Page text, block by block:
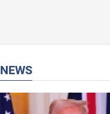
NEWS